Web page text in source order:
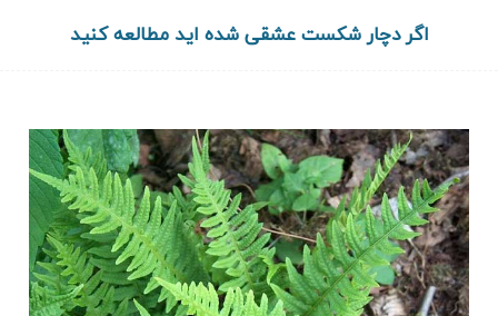
اگر دچار شکست عشقی شده اید مطالعه کنید